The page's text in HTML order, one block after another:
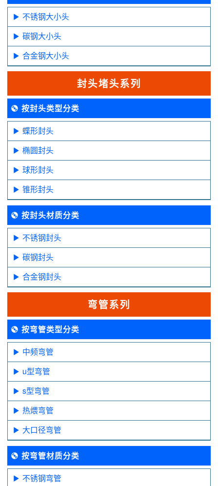
不锈钢大小头
碳钢大小头
合金钢大小头
封头堵头系列
按封头类型分类
蝶形封头
椭圆封头
球形封头
锥形封头
按封头材质分类
不锈钢封头
碳钢封头
合金钢封头
弯管系列
按弯管类型分类
中频弯管
u型弯管
s型弯管
热煨弯管
大口径弯管
按弯管材质分类
不锈钢弯管